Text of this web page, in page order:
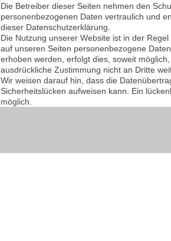
Die Betreiber dieser Seiten nehmen den
personenbezogenen Daten vertraulich und
dieser Datenschutzerklärung.
Die Nutzung unserer Website ist in der
auf unseren Seiten personenbezogene
erhoben werden, erfolgt dies, soweit
ausdrückliche Zustimmung nicht an Dritte
Wir weisen darauf hin, dass die
Sicherheitslücken aufweisen kann. Ein
möglich.